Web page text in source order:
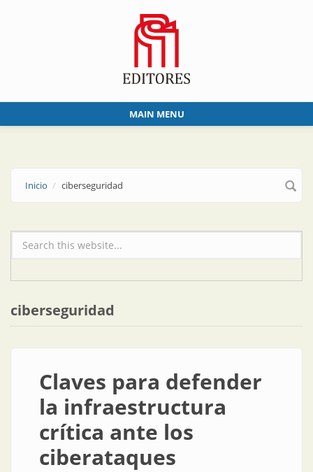
MAIN MENU
Inicio ciberseguridad
Formulario de búsqueda
ciberseguridad
Claves para defender
la infraestructura
crítica ante los
ciberataques